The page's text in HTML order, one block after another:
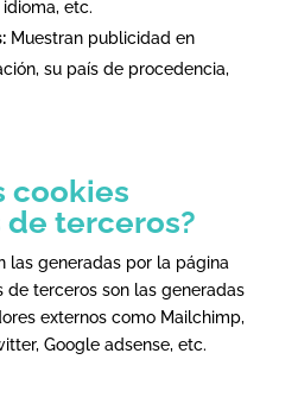
etc.
Muestran publicidad en
su país de procedencia,
cookies
de terceros?
las generadas por la página
de terceros son las generadas
externos como Mailchimp,
Google adsense, etc.